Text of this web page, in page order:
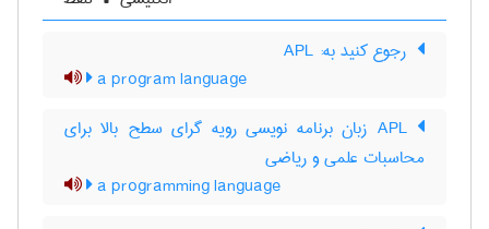
a program language
APL زبان برنامه نویسی رویه گرای سطح بالا برای
محاسبات علمی و ریاضی
a programming language